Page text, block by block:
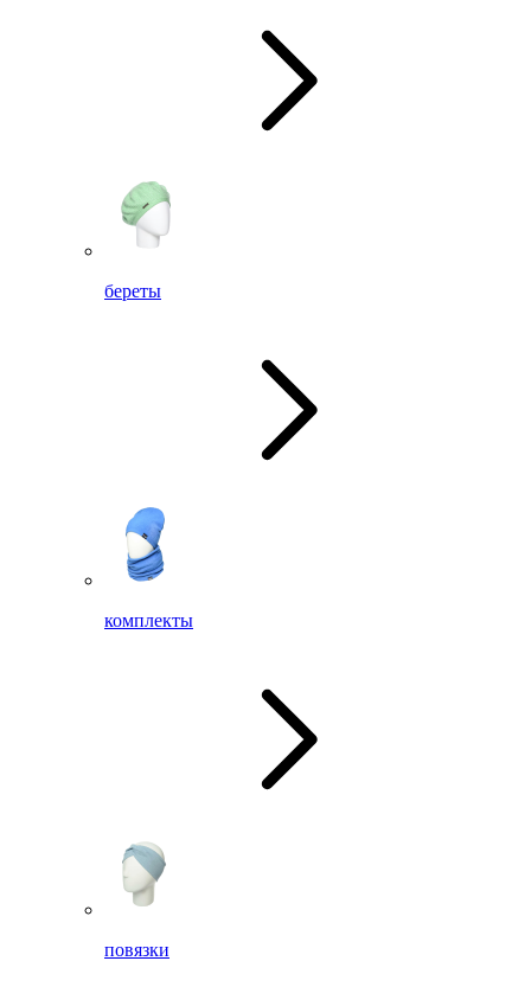
береты
комплекты
повязки